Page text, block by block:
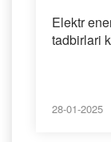
Elektr
tadbirlari
28-01-2025